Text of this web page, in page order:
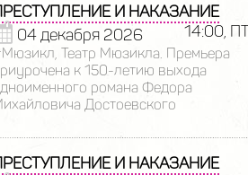
И НАКАЗАНИЕ
04 декабря 2026
14:00,
Театр Мюзикла. Премьера
к 150-летию выхода
романа Федора
Достоевского
И НАКАЗАНИЕ